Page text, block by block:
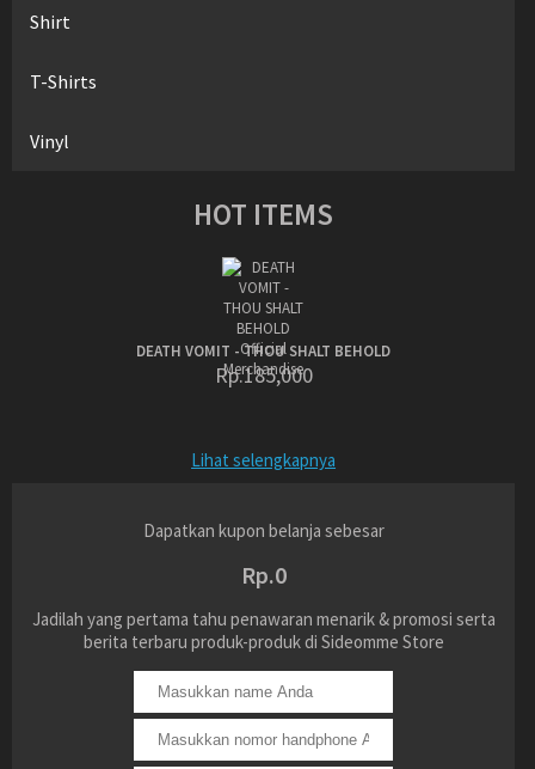
Shirt
T-Shirts
Vinyl
HOT ITEMS
DEATH VOMIT - THOU SHALT BEHOLD
Rp.185,000
Lihat selengkapnya
Dapatkan kupon belanja sebesar
Rp.0
Jadilah yang pertama tahu penawaran menarik & promosi serta
berita terbaru produk-produk di Sideomme Store